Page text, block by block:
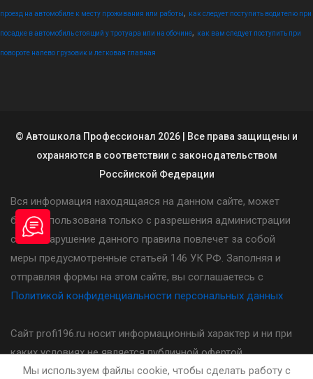
проезд на автомобиле к месту проживания или работы, как следует поступить водителю при
посадке в автомобиль стоящий у тротуара или на обочине, как вам следует поступить при
повороте налево грузовик и легковая главная
© Автошкола Профессионал 2026 | Все права защищены и
охраняются в соответствии с законодательством
Россйиской Федерации
Вся информация находящаяся на данном сайте, может
быть использована только с разрешения администрации
сайта. Нарушение данного правила повлечет за собой
меры предусмотренные статьей 146 УК РФ. Заполняя и
отправляя формы на этом сайте, вы соглашаетесь с
Политикой конфиденциальности персональных данных
Сайт profi196.ru носит информационный характер и ни при
каких условиях не является публичной офертой,
определяемой положениями статьи 437(2) Гражданского
Мы используем файлы cookie, чтобы сделать работу с